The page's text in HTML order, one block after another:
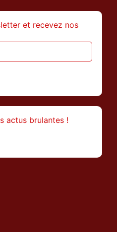
et recevez nos
actus brulantes !